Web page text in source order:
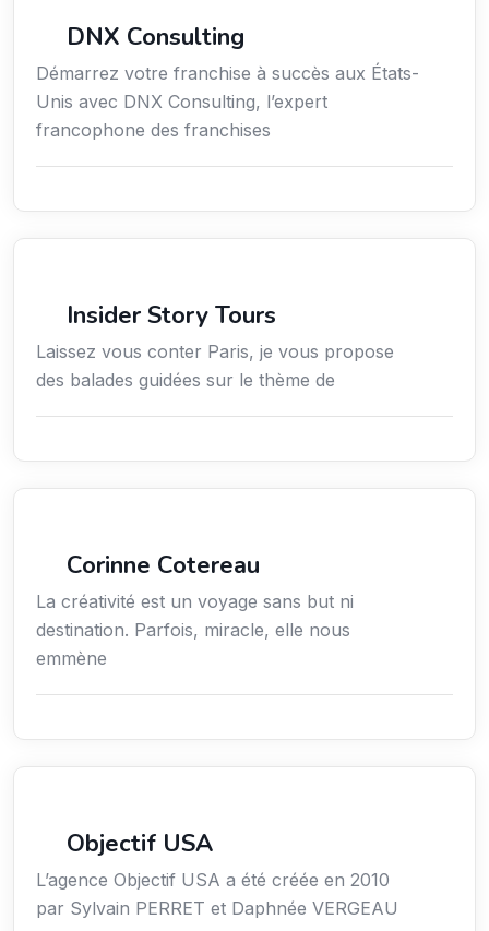
DNX Consulting
Démarrez votre franchise à succès aux États-
Unis avec DNX Consulting, l’expert
francophone des franchises
Insider Story Tours
Laissez vous conter Paris, je vous propose
des balades guidées sur le thème de
Corinne Cotereau
La créativité est un voyage sans but ni
destination. Parfois, miracle, elle nous
emmène
Objectif USA
L’agence Objectif USA a été créée en 2010
par Sylvain PERRET et Daphnée VERGEAU